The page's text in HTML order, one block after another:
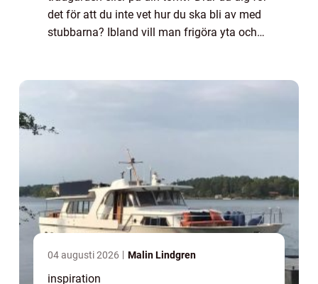
det för att du inte vet hur du ska bli av med
stubbarna? Ibland vill man frigöra yta och
04 augusti 2026 Malin Lindgren
inspiration